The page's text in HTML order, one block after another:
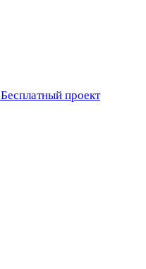
Бесплатный проект